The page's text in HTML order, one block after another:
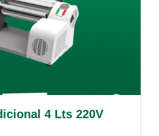
4 Lts 220V